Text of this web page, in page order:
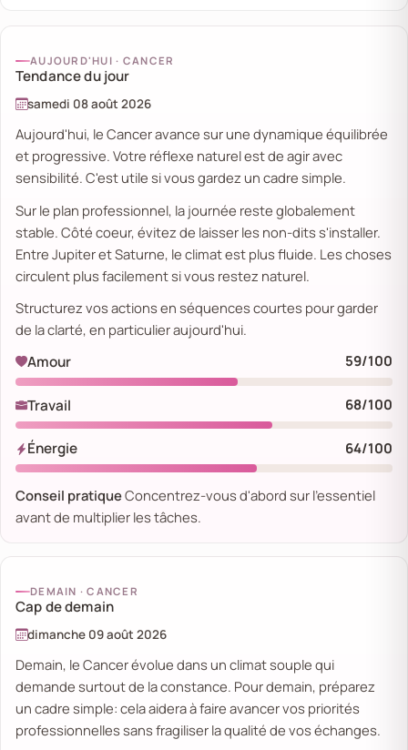
AUJOURD'HUI · CANCER
Tendance du jour
samedi 08 août 2026
Aujourd'hui, le Cancer avance sur une dynamique équilibrée
et progressive. Votre réflexe naturel est de agir avec
sensibilité. C'est utile si vous gardez un cadre simple.
Sur le plan professionnel, la journée reste globalement
stable. Côté coeur, évitez de laisser les non-dits s'installer.
Entre Jupiter et Saturne, le climat est plus fluide. Les choses
circulent plus facilement si vous restez naturel.
Structurez vos actions en séquences courtes pour garder
de la clarté, en particulier aujourd'hui.
Amour 59/100
Travail 68/100
Énergie 64/100
Conseil pratiqueConcentrez-vous d'abord sur l'essentiel
avant de multiplier les tâches.
DEMAIN · CANCER
Cap de demain
dimanche 09 août 2026
Demain, le Cancer évolue dans un climat souple qui
demande surtout de la constance. Pour demain, préparez
un cadre simple: cela aidera à faire avancer vos priorités
professionnelles sans fragiliser la qualité de vos échanges.